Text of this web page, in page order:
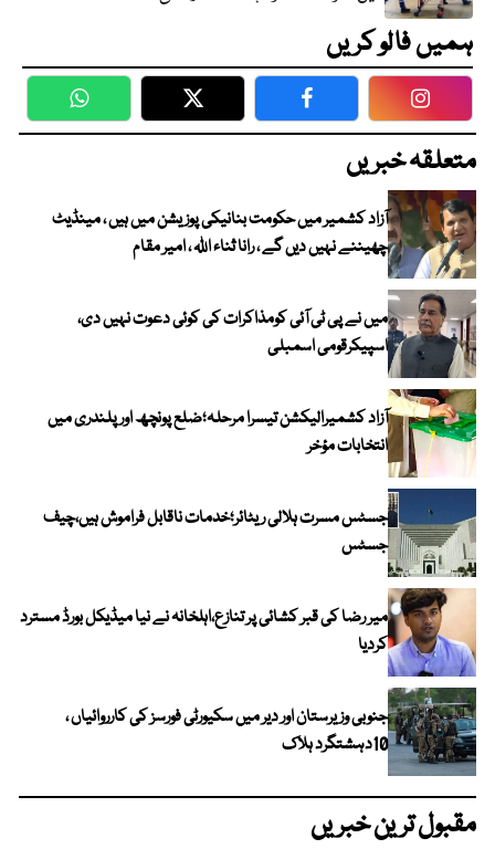
ہمیں فالو کریں
WhatsApp Twitter Facebook
متعلقہ خبریں
آزاد کشمیر میں حکومت بنانیکی پوزیشن میں ہیں ، مینڈیٹ
چھیننے نہیں دیں گے ، رانا ثناء اللہ ، امیر مقام
میں نے پی ٹی آئی کومذاکرات کی کوئی دعوت نہیں دی،
اسپیکرقومی اسمبلی
آزاد کشمیرالیکشن تیسرا مرحلہ؛ضلع پونچھ اور پلندری میں
انتخابات مؤخر
جسٹس مسرت ہلالی ریٹائر؛خدمات ناقابل فراموش ہیں،چیف
جسٹس
میر رضا کی قبر کشائی پر تنازع،اہلخانہ نے نیا میڈیکل بورڈ مسترد
کردیا
جنوبی وزیرستان اور دیر میں سکیورٹی فورسز کی کارروائیاں ،
10دہشتگرد ہلاک
مقبول ترین خبریں